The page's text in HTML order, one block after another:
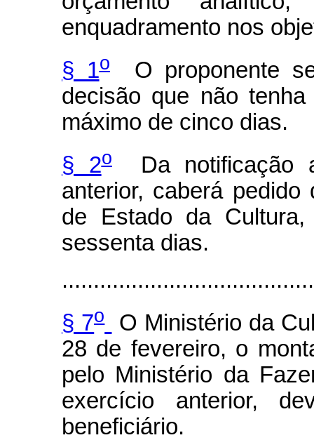
enquadramento nos
§ 1oO proponente
decisão que não
máximo de cinco dias.
§ 2oDa notificação
anterior, caberá
de Estado da
sessenta dias.
§ 7o
O Ministério da
28 de fevereiro, o
pelo Ministério da
exercício anterior,
beneficiário.